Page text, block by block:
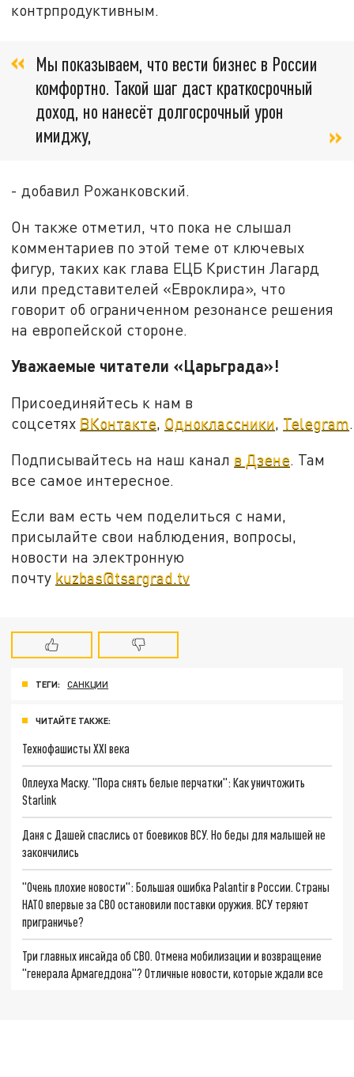
контрпродуктивным.
Мы показываем, что вести бизнес в России
комфортно. Такой шаг даст краткосрочный
доход, но нанесёт долгосрочный урон
имиджу,
- добавил Рожанковский.
Он также отметил, что пока не слышал
комментариев по этой теме от ключевых
фигур, таких как глава ЕЦБ Кристин Лагард
или представителей «Евроклира», что
говорит об ограниченном резонансе решения
на европейской стороне.
Уважаемые читатели «Царьграда»!
Присоединяйтесь к нам в
соцсетях ВКонтакте, Одноклассники, Telegram.
Подписывайтесь на наш канал в Дзене. Там
все самое интересное.
Если вам есть чем поделиться с нами,
присылайте свои наблюдения, вопросы,
новости на электронную
почту kuzbas@tsargrad.tv
ТЕГИ: САНКЦИИ
ЧИТАЙТЕ ТАКЖЕ:
Технофашисты XXI века
Оплеуха Маску. "Пора снять белые перчатки": Как уничтожить
Starlink
Даня с Дашей спаслись от боевиков ВСУ. Но беды для малышей не
закончились
"Очень плохие новости": Большая ошибка Palantir в России. Страны
НАТО впервые за СВО остановили поставки оружия. ВСУ теряют
приграничье?
Три главных инсайда об СВО. Отмена мобилизации и возвращение
"генерала Армагеддона"? Отличные новости, которые ждали все